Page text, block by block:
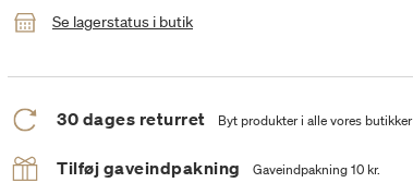
Se lagerstatus i butik
30 dages returret Byt produkter i alle vores butikker
Tilføj gaveindpakning Gaveindpakning 10 kr.